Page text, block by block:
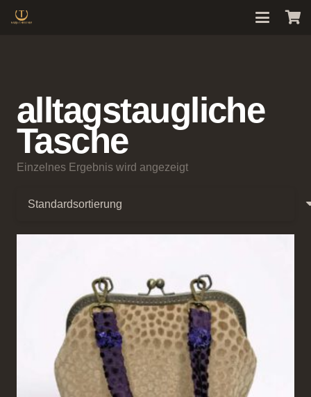
alltagstaugliche
Tasche
Einzelnes Ergebnis wird angezeigt